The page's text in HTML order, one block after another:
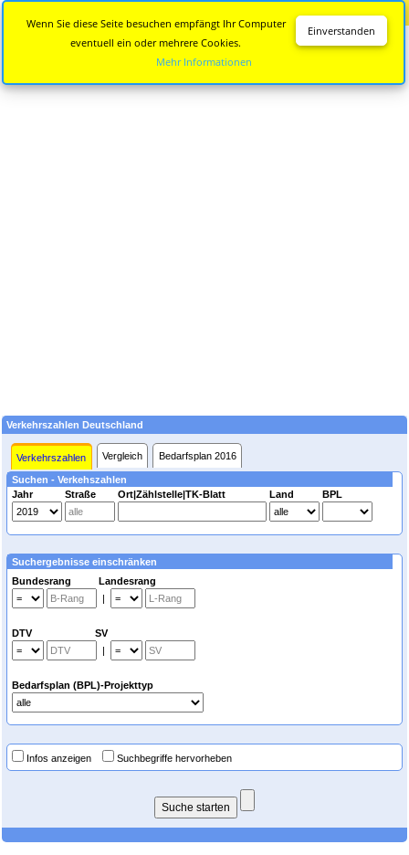
Verkehrszahlen Deutschland
Verkehrszahlen Vergleich Bedarfsplan 2016
Suchen - Verkehszahlen
Jahr
Straße Ort|Zählstelle|TK-Blatt Land BPL
Suchergebnisse einschränken
Bundesrang Landesrang
|
DTV SV
|
Bedarfsplan (BPL)-Projekttyp
Infos anzeigen Suchbegriffe hervorheben
Einverstanden
Wenn Sie diese Seite besuchen empfängt Ihr Computer
eventuell ein oder mehrere Cookies.
Mehr Informationen